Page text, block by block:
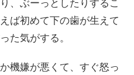
、ぶーっとしたりするこ
ば初めて下の歯が生えて
た気がする。
機嫌が悪くて、すぐ怒っ